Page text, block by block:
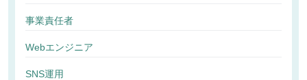
事業責任者
Webエンジニア
SNS運用